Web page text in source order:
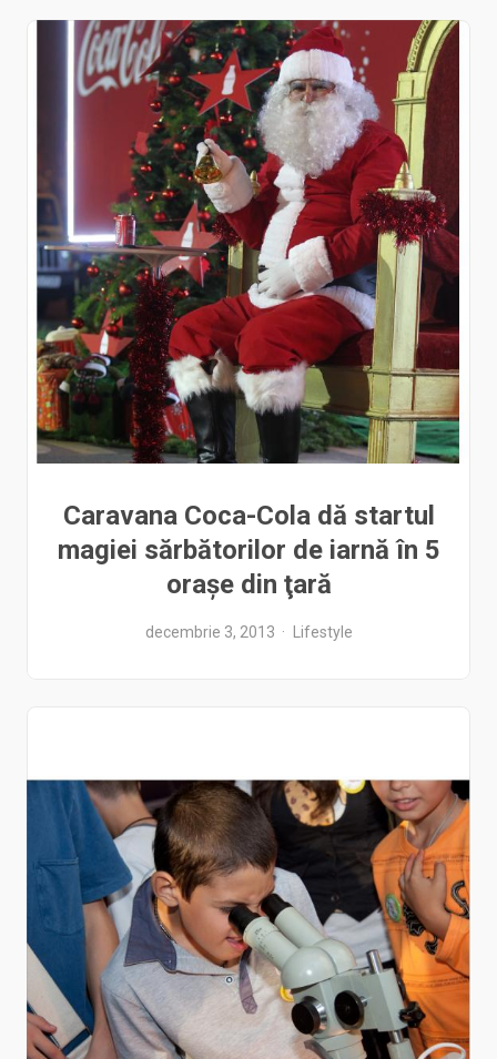
Caravana Coca-Cola dă startul
magiei sărbătorilor de iarnă în 5
oraşe din ţară
decembrie 3, 2013 Lifestyle